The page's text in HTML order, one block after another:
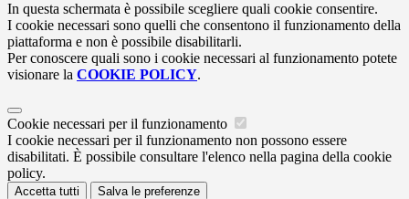
In questa schermata è possibile scegliere quali cookie consentire.
I cookie necessari sono quelli che consentono il funzionamento della
piattaforma e non è possibile disabilitarli.
Per conoscere quali sono i cookie necessari al funzionamento potete
visionare la COOKIE POLICY.
Cookie necessari per il funzionamento
I cookie necessari per il funzionamento non possono essere
disabilitati. È possibile consultare l'elenco nella pagina della cookie
policy.
Accetta tutti Salva le preferenze